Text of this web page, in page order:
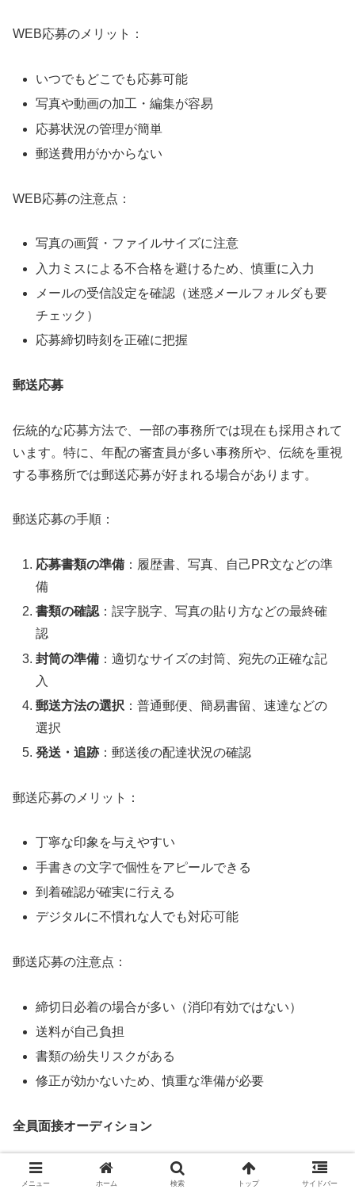
WEB応募のメリット：
いつでもどこでも応募可能
写真や動画の加工・編集が容易
応募状況の管理が簡単
郵送費用がかからない
WEB応募の注意点：
写真の画質・ファイルサイズに注意
入力ミスによる不合格を避けるため、慎重に入力
メールの受信設定を確認（迷惑メールフォルダも要
チェック）
応募締切時刻を正確に把握
郵送応募
伝統的な応募方法で、一部の事務所では現在も採用されて
います。特に、年配の審査員が多い事務所や、伝統を重視
する事務所では郵送応募が好まれる場合があります。
郵送応募の手順：
応募書類の準備 ：履歴書、写真、自己PR文などの準
備
書類の確認 ：誤字脱字、写真の貼り方などの最終確
認
封筒の準備 ：適切なサイズの封筒、宛先の正確な記
入
郵送方法の選択 ：普通郵便、簡易書留、速達などの
選択
発送・追跡：郵送後の配達状況の確認
郵送応募のメリット：
丁寧な印象を与えやすい
手書きの文字で個性をアピールできる
到着確認が確実に行える
デジタルに不慣れな人でも対応可能
郵送応募の注意点：
締切日必着の場合が多い（消印有効ではない）
送料が自己負担
書類の紛失リスクがある
修正が効かないため、慎重な準備が必要
全員面接オーディション
特定の事務所が開催する、事前応募不要の面接形式オーデ
メニュー ホーム 検索 トップ サイドバー